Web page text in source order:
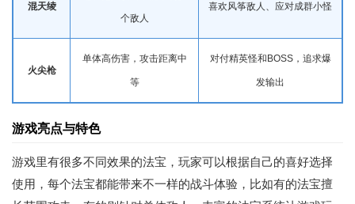
混天绫
个敌人
喜欢风筝敌人、应对成群小怪
火尖枪
单体高伤害，攻击距离中
等
对付精英怪和BOSS，追求爆
发输出
游戏亮点与特色
游戏里有很多不同效果的法宝，玩家可以根据自己的喜好选择
使用，每个法宝都能带来不一样的战斗体验，比如有的法宝擅